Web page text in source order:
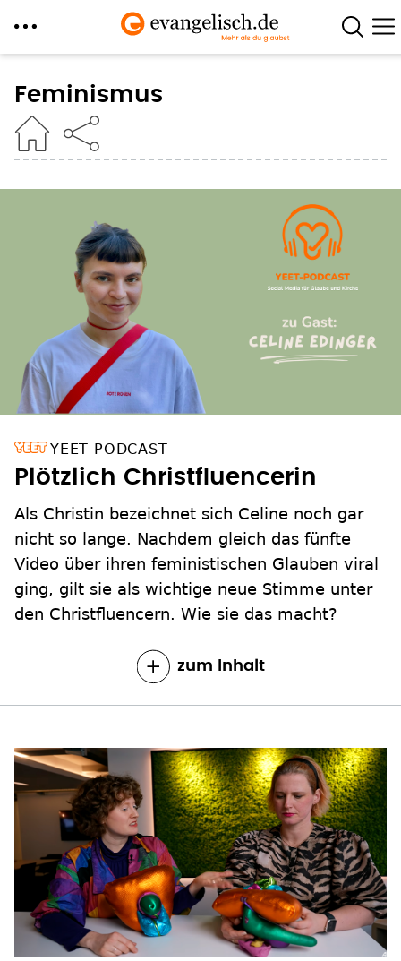
zum
Inhalt
Feminismus
YEET-PODCAST
Plötzlich Christfluencerin
Als Christin bezeichnet sich Celine noch gar
nicht so lange. Nachdem gleich das fünfte
Video über ihren feministischen Glauben viral
ging, gilt sie als wichtige neue Stimme unter
den Christfluencern. Wie sie das macht?
zum Inhalt